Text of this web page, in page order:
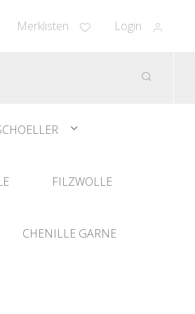
Merklisten Login
FILZWOLLE
CHENILLE GARNE